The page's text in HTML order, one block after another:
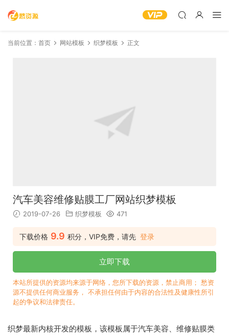
当前位置： 首页 网站模板 织梦模板 正文
汽车美容维修贴膜工厂网站织梦模板
2019-07-26 织梦模板 471
下载价格 9.9 积分，VIP免费，请先 登录
立即下载
本站所提供的资源均来源于网络，您所下载的资源，禁止商用； 愁资
源不提供任何商业服务， 不承担任何由于内容的合法性及健康性所引
起的争议和法律责任。
织梦最新内核开发的模板，该模板属于汽车美容、维修贴膜类